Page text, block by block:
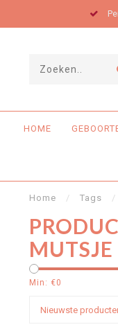
HOME
Home / Tags /
MUTSJE
Min: €0